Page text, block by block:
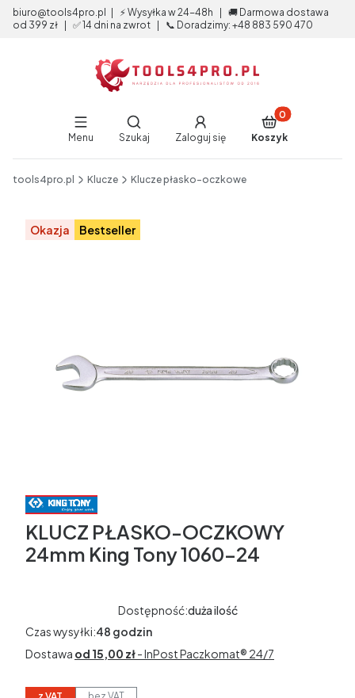
biuro@tools4pro.pl | ⚡ Wysyłka w 24-48h | 🚚 Darmowa dostawa
od 399 zł | ✅ 14 dni na zwrot | 📞 Doradzimy: +48 883 590 470
Menu
Otwórz wyszukiwarkę
Szukaj Zaloguj się
Produkty w
Koszyk
tools4pro.pl Klucze Klucze płasko-oczkowe
Etykiety
Okazja Bestseller
KLUCZ PŁASKO-OCZKOWY
24mm King Tony 1060-24
Dostępność:duża ilość
Czas wysyłki:48 godzin
Dostawa od 15,00 zł- InPost Paczkomat® 24/7